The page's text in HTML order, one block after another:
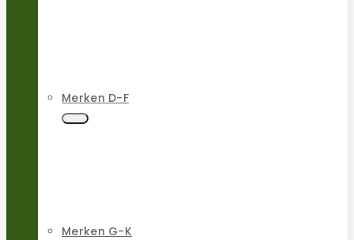
Merken D-F
Merken G-K